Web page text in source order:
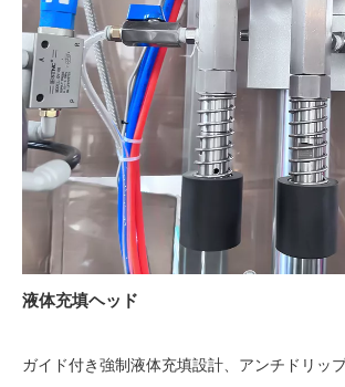
液体充填ヘッド
ガイド付き強制液体充填設計、アンチドリップ